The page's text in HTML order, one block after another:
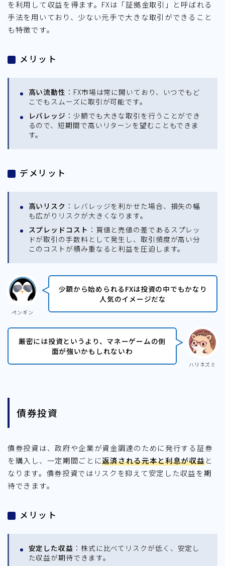
を利用して収益を得ます。FXは「証拠金取引」と呼ばれる
手法を用いており、少ない元手で大きな取引ができること
も特徴です。
メリット
高い流動性 ：FX市場は常に開いており、いつでもど
こでもスムーズに取引が可能です。
レバレッジ ：少額でも大きな取引を行うことができ
るので、短期間で高いリターンを望むこともできま
す。
デメリット
高いリスク ：レバレッジを利かせた場合、損失の幅
も広がりリスクが大きくなります。
スプレッドコスト ：買値と売値の差であるスプレッ
ドが取引の手数料として発生し、取引頻度が高い分
このコストが積み重なると利益を圧迫します。
ペンギン
少額から始められるFXは投資の中でもかなり
人気のイメージだな
ハリネズミ
厳密には投資というより、マネーゲームの側
面が強いかもしれないわ
債券投資
債券投資は、政府や企業が資金調達のために発行する証券
を購入し、一定期間ごとに返済される元本と利息が収益と
なります。債券投資ではリスクを抑えて安定した収益を期
待できます。
メリット
安定した収益 ：株式に比べてリスクが低く、安定し
た収益が期待できます。